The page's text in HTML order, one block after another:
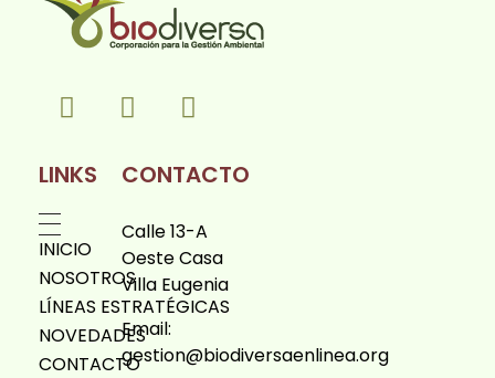
LINKS
INICIO
NOSOTROS
LÍNEAS ESTRATÉGICAS
NOVEDADES
CONTACTO
CONTACTO
Calle 13-A
Oeste Casa
Villa Eugenia
Email:
gestion@biodiversaenlinea.org